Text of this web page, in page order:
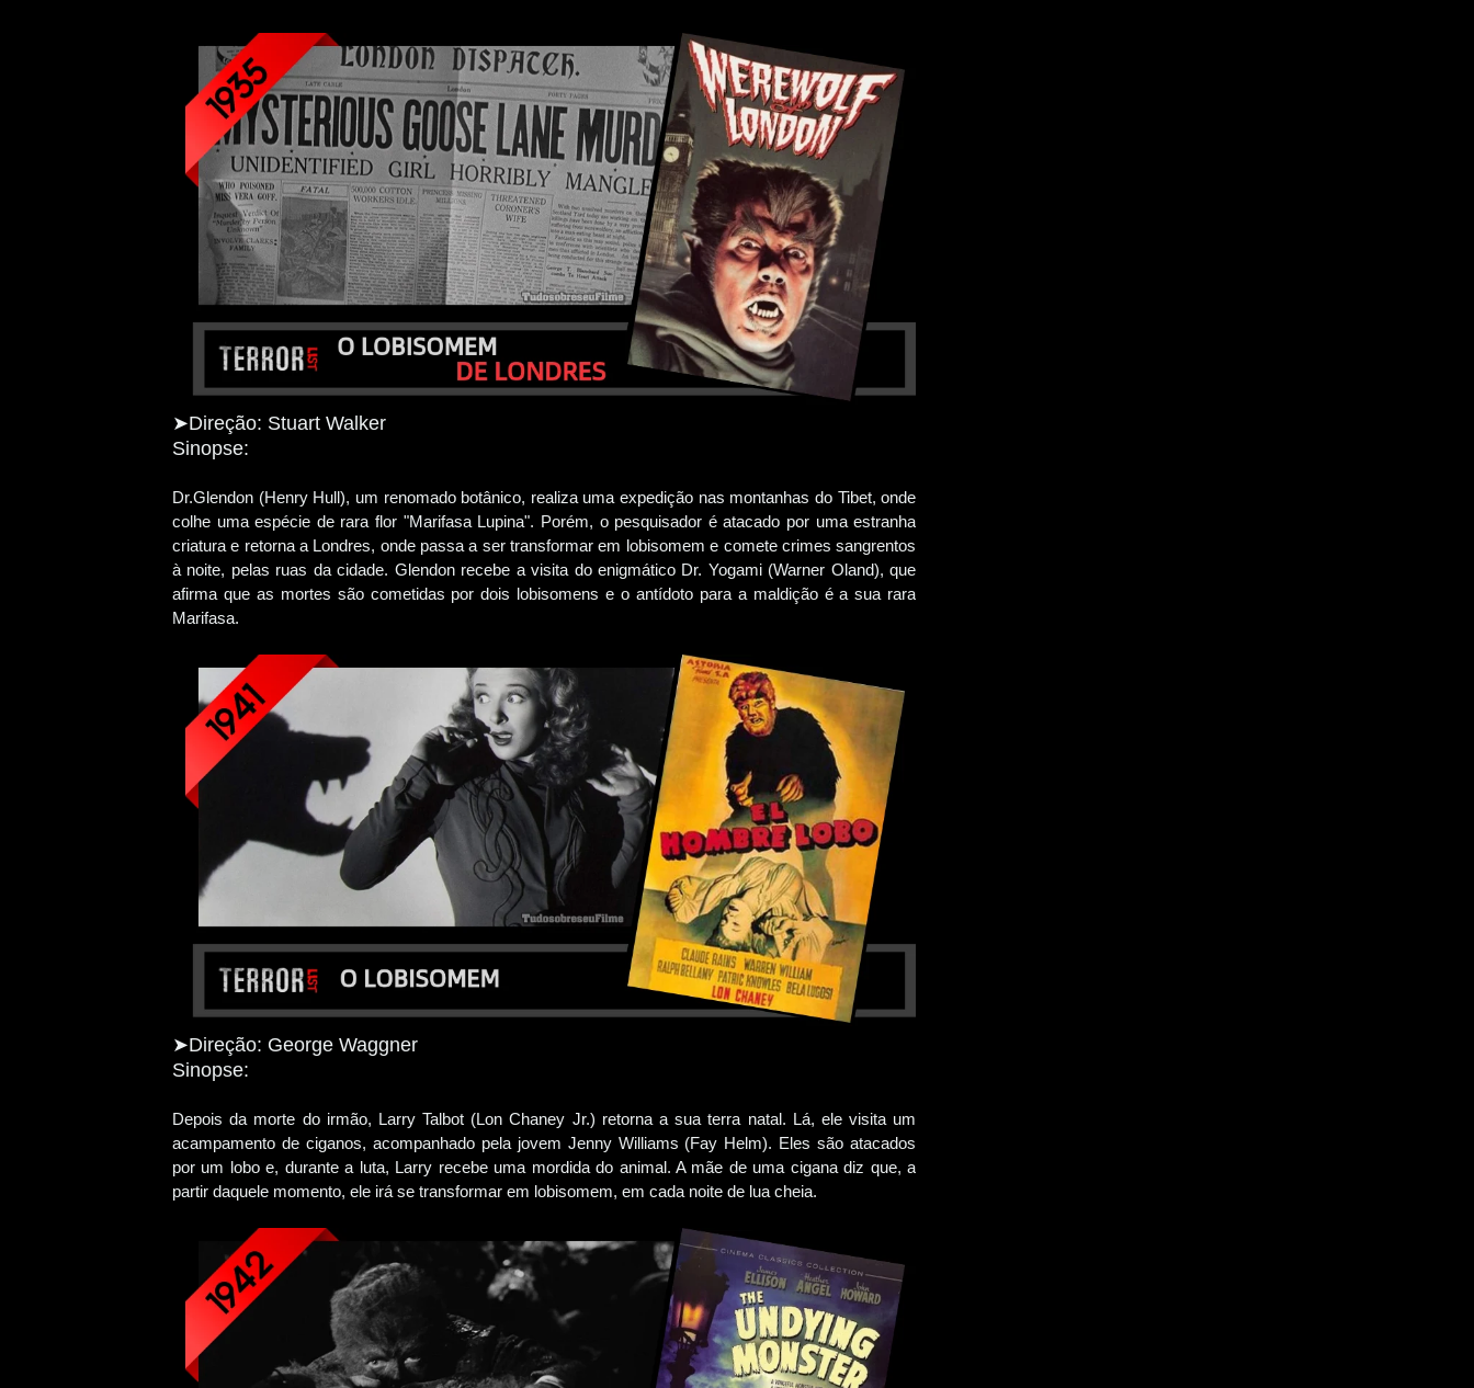
➤Direção: Stuart Walker
Sinopse:
Dr.Glendon (Henry Hull), um renomado botânico, realiza uma expedição nas montanhas do Tibet, onde
colhe uma espécie de rara flor "Marifasa Lupina". Porém, o pesquisador é atacado por uma estranha
criatura e retorna a Londres, onde passa a ser transformar em lobisomem e comete crimes sangrentos
à noite, pelas ruas da cidade. Glendon recebe a visita do enigmático Dr. Yogami (Warner Oland), que
afirma que as mortes são cometidas por dois lobisomens e o antídoto para a maldição é a sua rara
Marifasa.
➤Direção: George Waggner
Sinopse:
Depois da morte do irmão, Larry Talbot (Lon Chaney Jr.) retorna a sua terra natal. Lá, ele visita um
acampamento de ciganos, acompanhado pela jovem Jenny Williams (Fay Helm). Eles são atacados
por um lobo e, durante a luta, Larry recebe uma mordida do animal. A mãe de uma cigana diz que, a
partir daquele momento, ele irá se transformar em lobisomem, em cada noite de lua cheia.